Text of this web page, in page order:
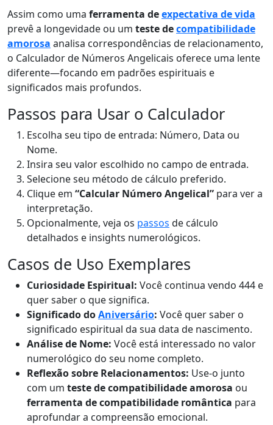
Assim como uma ferramenta deexpectativa de vida
prevê a longevidade ou um teste decompatibilidade
amorosa analisa correspondências de relacionamento,
o Calculador de Números Angelicais oferece uma lente
diferente—focando em padrões espirituais e
significados mais profundos.
Passos para Usar o Calculador
Escolha seu tipo de entrada: Número, Data ou
Nome.
Insira seu valor escolhido no campo de entrada.
Selecione seu método de cálculo preferido.
Clique em “Calcular Número Angelical” para ver a
interpretação.
Opcionalmente, veja os passos de cálculo
detalhados e insights numerológicos.
Casos de Uso Exemplares
Curiosidade Espiritual: Você continua vendo 444 e
quer saber o que significa.
Significado doAniversário: Você quer saber o
significado espiritual da sua data de nascimento.
Análise de Nome: Você está interessado no valor
numerológico do seu nome completo.
Reflexão sobre Relacionamentos: Use-o junto
com um teste de compatibilidade amorosa ou
ferramenta de compatibilidade romântica para
aprofundar a compreensão emocional.